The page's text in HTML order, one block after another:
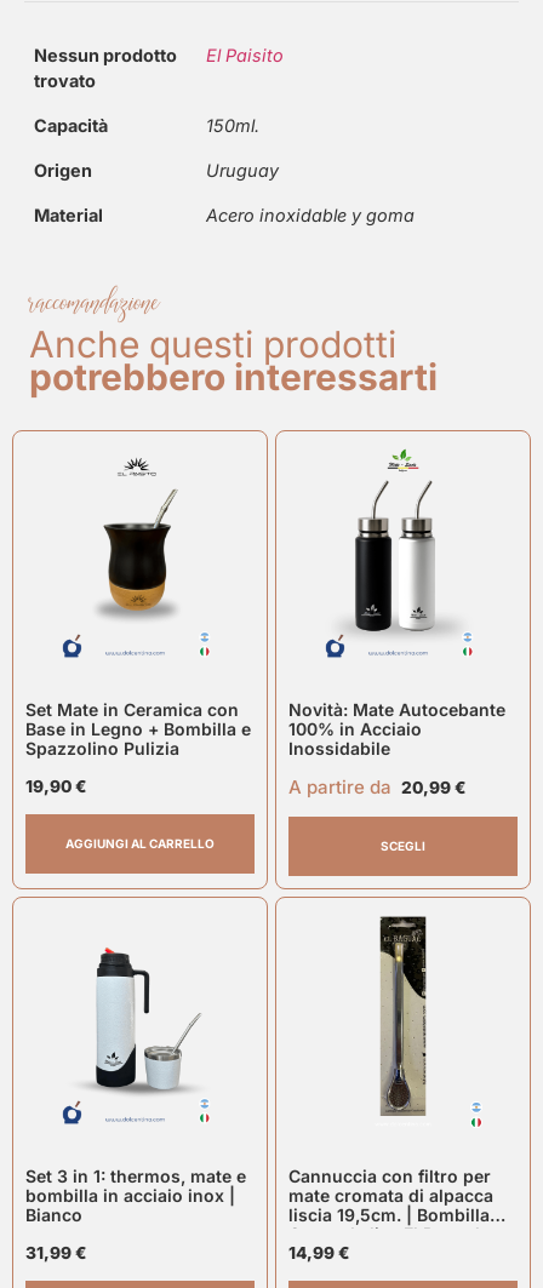
Nessun prodotto
trovato
El Paisito
Capacità 150ml.
Origen Uruguay
Material Acero inoxidable y goma
raccomandazione
Anche questi prodotti
potrebbero interessarti
Set Mate in Ceramica con
Base in Legno + Bombilla e
Spazzolino Pulizia
19,90€
AGGIUNGI AL CARRELLO
Novità: Mate Autocebante
100% in Acciaio
Inossidabile
A partire da 20,99€
SCEGLI
Set 3 in 1: thermos, mate e
bombilla in acciaio inox |
Bianco
31,99€
Cannuccia con filtro per
mate cromata di alpacca
liscia 19,5cm. | Bombilla
Cromada lisa El Bagual
14,99€